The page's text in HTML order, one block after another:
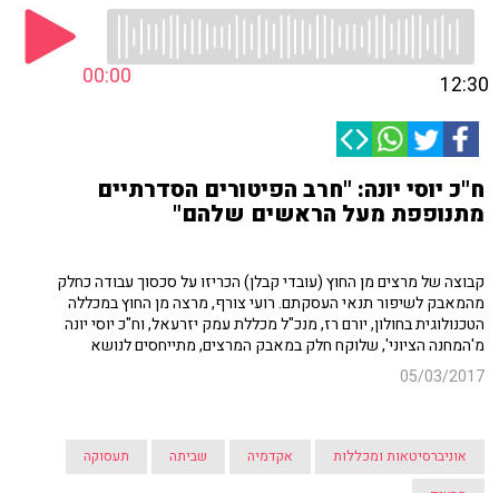
00:00 12:30
ח"כ יוסי יונה: "חרב הפיטורים הסדרתיים
מתנופפת מעל הראשים שלהם"
קבוצה של מרצים מן החוץ (עובדי קבלן) הכריזו על סכסוך עבודה כחלק
מהמאבק לשיפור תנאי העסקתם. רועי צורף, מרצה מן החוץ במכללה
הטכנולוגית בחולון, יורם רז, מנכ"ל מכללת עמק יזרעאל, וח"כ יוסי יונה
מ'המחנה הציוני', שלוקח חלק במאבק המרצים, מתייחסים לנושא
05/03/2017
אוניברסיטאות ומכללות אקדמיה שביתה
תעסוקה